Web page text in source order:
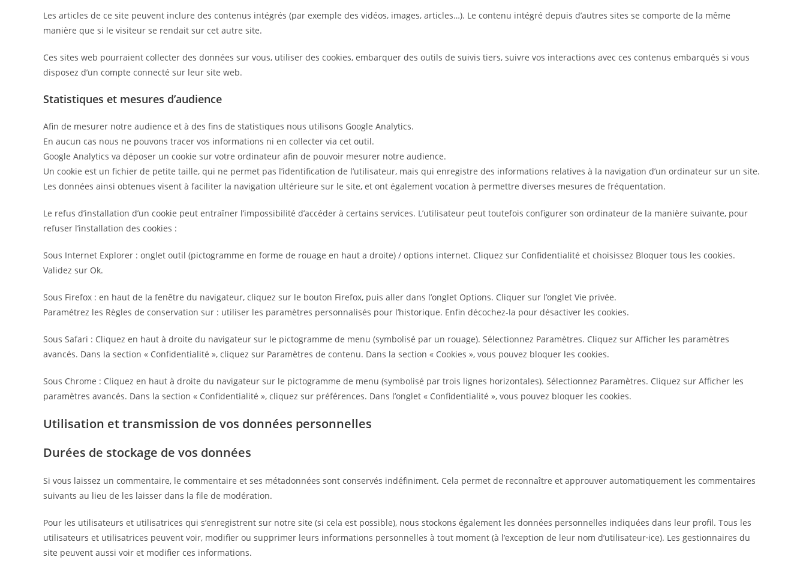
Les articles de ce site peuvent inclure des contenus intégrés (par exemple des vidéos, images, articles…). Le contenu intégré depuis d’autres sites se comporte de la même
manière que si le visiteur se rendait sur cet autre site.
Ces sites web pourraient collecter des données sur vous, utiliser des cookies, embarquer des outils de suivis tiers, suivre vos interactions avec ces contenus embarqués si vous
disposez d’un compte connecté sur leur site web.
Statistiques et mesures d’audience
Afin de mesurer notre audience et à des fins de statistiques nous utilisons Google Analytics.
En aucun cas nous ne pouvons tracer vos informations ni en collecter via cet outil.
Google Analytics va déposer un cookie sur votre ordinateur afin de pouvoir mesurer notre audience.
Un cookie est un fichier de petite taille, qui ne permet pas l’identification de l’utilisateur, mais qui enregistre des informations relatives à la navigation d’un ordinateur sur un site.
Les données ainsi obtenues visent à faciliter la navigation ultérieure sur le site, et ont également vocation à permettre diverses mesures de fréquentation.
Le refus d’installation d’un cookie peut entraîner l’impossibilité d’accéder à certains services. L’utilisateur peut toutefois configurer son ordinateur de la manière suivante, pour
refuser l’installation des cookies :
Sous Internet Explorer : onglet outil (pictogramme en forme de rouage en haut a droite) / options internet. Cliquez sur Confidentialité et choisissez Bloquer tous les cookies.
Validez sur Ok.
Sous Firefox : en haut de la fenêtre du navigateur, cliquez sur le bouton Firefox, puis aller dans l’onglet Options. Cliquer sur l’onglet Vie privée.
Paramétrez les Règles de conservation sur : utiliser les paramètres personnalisés pour l’historique. Enfin décochez-la pour désactiver les cookies.
Sous Safari : Cliquez en haut à droite du navigateur sur le pictogramme de menu (symbolisé par un rouage). Sélectionnez Paramètres. Cliquez sur Afficher les paramètres
avancés. Dans la section « Confidentialité », cliquez sur Paramètres de contenu. Dans la section « Cookies », vous pouvez bloquer les cookies.
Sous Chrome : Cliquez en haut à droite du navigateur sur le pictogramme de menu (symbolisé par trois lignes horizontales). Sélectionnez Paramètres. Cliquez sur Afficher les
paramètres avancés. Dans la section « Confidentialité », cliquez sur préférences. Dans l’onglet « Confidentialité », vous pouvez bloquer les cookies.
Utilisation et transmission de vos données personnelles
Durées de stockage de vos données
Si vous laissez un commentaire, le commentaire et ses métadonnées sont conservés indéfiniment. Cela permet de reconnaître et approuver automatiquement les commentaires
suivants au lieu de les laisser dans la file de modération.
Pour les utilisateurs et utilisatrices qui s’enregistrent sur notre site (si cela est possible), nous stockons également les données personnelles indiquées dans leur profil. Tous les
utilisateurs et utilisatrices peuvent voir, modifier ou supprimer leurs informations personnelles à tout moment (à l’exception de leur nom d’utilisateur·ice). Les gestionnaires du
site peuvent aussi voir et modifier ces informations.